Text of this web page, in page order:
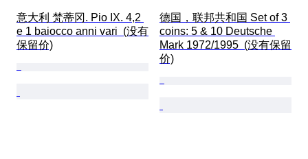
意大利 梵蒂冈. Pio IX. 4,2
e 1 baiocco anni vari  (没有
保留价)
德国，联邦共和国 Set of 3
coins: 5 & 10 Deutsche
Mark 1972/1995  (没有保留
价)